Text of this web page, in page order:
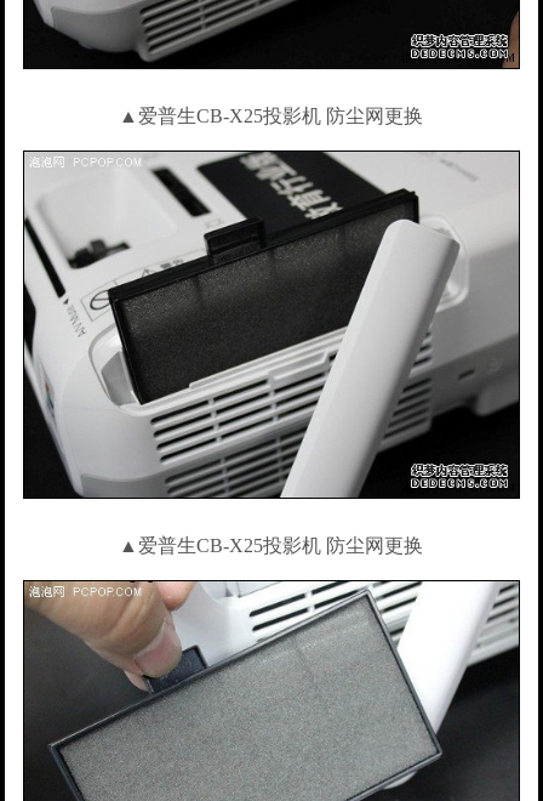
▲爱普生CB-X25投影机 防尘网更换
▲爱普生CB-X25投影机 防尘网更换